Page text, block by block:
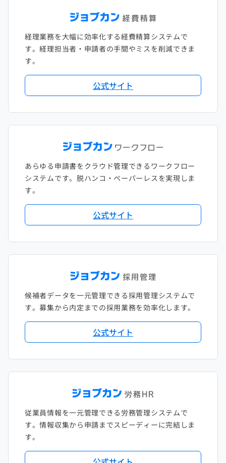
経理業務を大幅に効率化する経費精算システムで
す。経理担当者・申請者の手間やミスを削減できま
す。
公式サイト
あらゆる申請書をクラウド管理できるワークフロー
システムです。脱ハンコ・ペーパーレスを実現しま
す。
公式サイト
候補者データを一元管理できる採用管理システムで
す。募集から内定までの採用業務を効率化します。
公式サイト
従業員情報を一元管理できる労務管理システムで
す。情報収集から申請までスピーディーに完結しま
す。